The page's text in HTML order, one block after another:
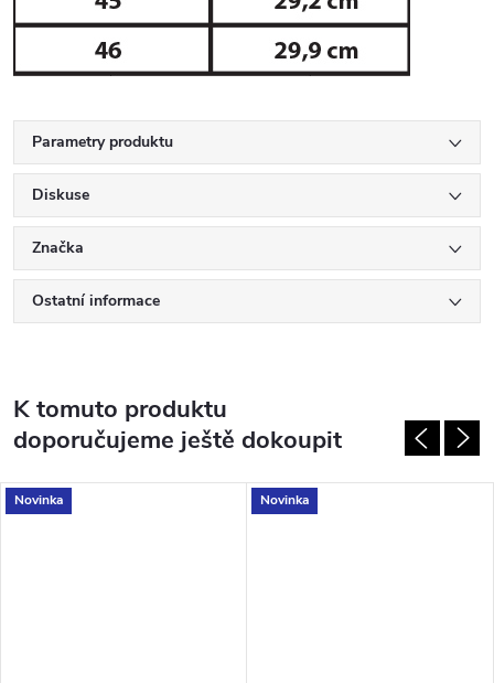
Parametry produktu
Diskuse
Značka
Ostatní informace
K tomuto produktu
doporučujeme ještě dokoupit
Novinka Novinka